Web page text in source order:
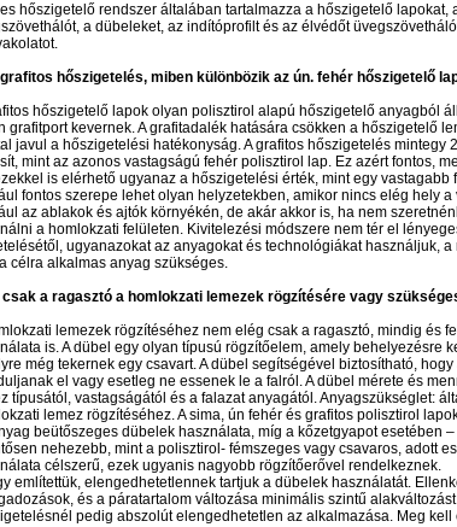
hőszigetelő rendszer általában tartalmazza a hőszigetelő lapokat,
a dübeleket, az indítóprofilt és az élvédőt
grafitos hőszigetelés, miben különbözik az ún. fehér hőszigetelő
hőszigetelő lapok olyan polisztirol alapú hőszigetelő anyagból
grafitport kevernek. A grafitadalék hatására csökken a hőszigetelő
javul a hőszigetelési hatékonyság. A grafitos hőszigetelés mintegy
mint az azonos vastagságú fehér polisztirol lap. Ez azért fontos,
is elérhető ugyanaz a hőszigetelési érték, mint egy
fontos szerepe lehet olyan helyzetekben, amikor nincs elég hely
az ablakok és ajtók környékén, de akár akkor is, ha nem
a homlokzati felületen. Kivitelezési módszere nem tér el
ugyanazokat az anyagokat és technológiákat használjuk,
célra alkalmas anyag szükséges.
csak a ragasztó a homlokzati lemezek rögzítésére vagy
lemezek rögzítéséhez nem elég csak a ragasztó, mindig és
is. A dübel egy olyan típusú rögzítőelem, amely behelyezésre
még tekernek egy csavart. A dübel segítségével biztosítható,
el vagy esetleg ne essenek le a falról. A dübel mérete és
típusától, vastagságától és a falazat anyagától. Anyagszükséglet:
lemez rögzítéséhez. A sima, ún fehér és grafitos polisztirol
beütőszeges dübelek használata, míg a kőzetgyapot esetében
nehezebb, mint a polisztirol- fémszeges vagy csavaros, adott
célszerű, ezek ugyanis nagyobb rögzítőerővel rendelkeznek.
említettük, elengedhetetlennek tartjuk a dübelek használatát.
és a páratartalom változása minimális szintű
pedig abszolút elengedhetetlen az alkalmazása. Meg